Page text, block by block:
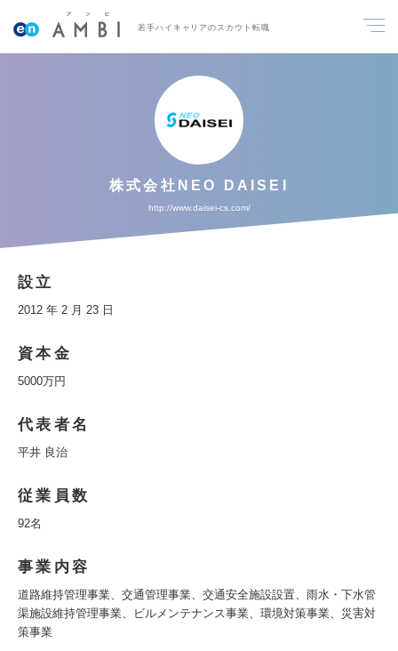
若手ハイキャリアのスカウト転職
株式会社NEO DAISEI
http://www.daisei-cs.com/
設立
2012 年 2 月 23 日
資本金
5000万円
代表者名
平井 良治
従業員数
92名
事業内容
道路維持管理事業、交通管理事業、交通安全施設設置、雨水・下水管
渠施設維持管理事業、ビルメンテナンス事業、環境対策事業、災害対
策事業